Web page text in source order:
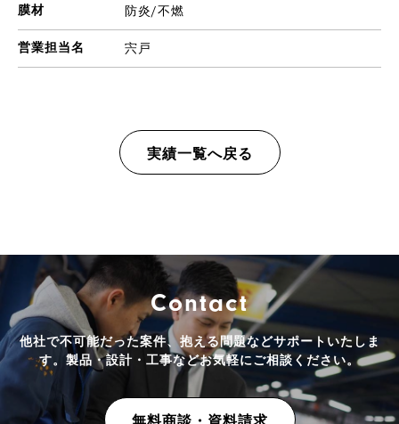
膜材 防炎/不燃
営業担当名 宍戸
実績一覧へ戻る
Contact
他社で不可能だった案件、抱える問題などサポートいたしま
す。 製品・設計・工事などお気軽にご相談ください。